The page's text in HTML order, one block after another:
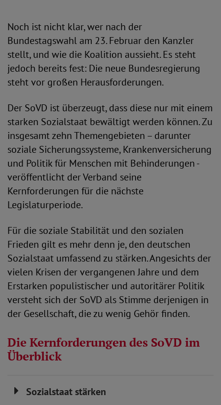
Noch ist nicht klar, wer nach der
Bundestagswahl am 23. Februar den Kanzler
stellt, und wie die Koalition aussieht. Es steht
jedoch bereits fest: Die neue Bundesregierung
steht vor großen Herausforderungen.
Der SoVD ist überzeugt, dass diese nur mit einem
starken Sozialstaat bewältigt werden können. Zu
insgesamt zehn Themengebieten – darunter
soziale Sicherungssysteme, Krankenversicherung
und Politik für Menschen mit Behinderungen -
veröffentlicht der Verband seine
Kernforderungen für die nächste
Legislaturperiode.
Für die soziale Stabilität und den sozialen
Frieden gilt es mehr denn je, den deutschen
Sozialstaat umfassend zu stärken. Angesichts der
vielen Krisen der vergangenen Jahre und dem
Erstarken populistischer und autoritärer Politik
versteht sich der SoVD als Stimme derjenigen in
der Gesellschaft, die zu wenig Gehör finden.
Die Kernforderungen des SoVD im
Überblick
Sozialstaat stärken